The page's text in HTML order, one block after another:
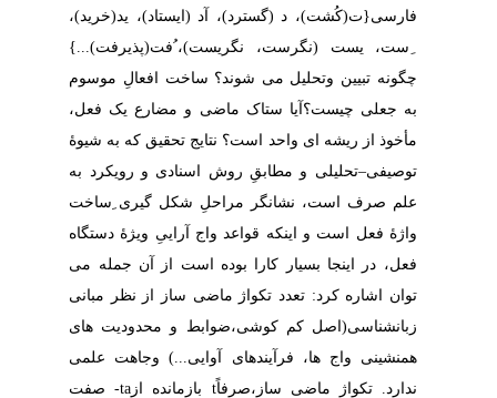
فارسی{ت(کُشت)، د (گسترد)، آد (ایستاد)، ید(خرید)،
ِست، یست (نگرست، نگریست)، ُفت(پذیرفت)...}
چگونه تبیین وتحلیل ­می­ شوند؟ ساخت افعالِ موسوم
به جعلی چیست؟آیا ستاک ماضی و مضارع یک فعل،
مأخوذ از ریشه­ ای واحد است؟ نتایج تحقیق که به شیوۀ
توصیفی–تحلیلی و مطابقِ روش اسنادی و رویکرد به
علم صرف است، نشانگر مراحلِ شکل­ گیری ِساخت
واژۀ فعل است و اینکه قواعد واج ­آراییِ ویژۀ دستگاه
فعل، در اینجا بسیار کارا بوده ­­است از آن جمله می
توان اشاره کرد: تعدد تکواژ ماضی­ ساز از نظر مبانی
زبانشناسی(اصل کم­ کوشی،ضوابط و محدودیت­ های
همنشینی واج ­ها، فرآیندهای آوایی...) وجاهت علمی
ندارد. تکواژ ماضی ­ساز،صرفاًtبازمانده از -taصفت